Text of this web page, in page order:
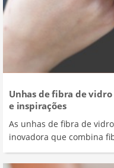
Unhas de fibra de
e inspirações
As unhas de fibra de
inovadora que combina